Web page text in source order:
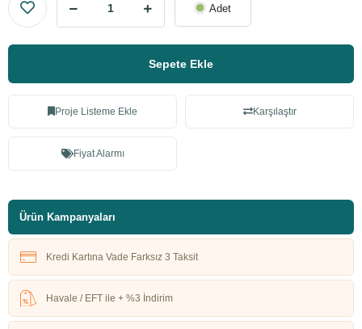
Adet
Sepete Ekle
Proje Listeme Ekle Karşılaştır
Fiyat Alarmı
Ürün Kampanyaları
Kredi Kartına Vade Farksız 3 Taksit
Havale / EFT ile + %3 İndirim